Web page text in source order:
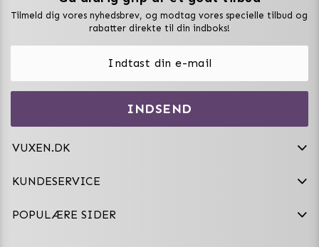
Tilmeld dig vores nyhedsbrev, og modtag vores specielle tilbud og
rabatter direkte til din indboks!
INDSEND
VUXEN.DK
VAT: SE556744520901
kundeservice@vuxen.dk
KUNDESERVICE
Fortryd aftale
POPULÆRE SIDER
Vibratorer
Frækt undertøj